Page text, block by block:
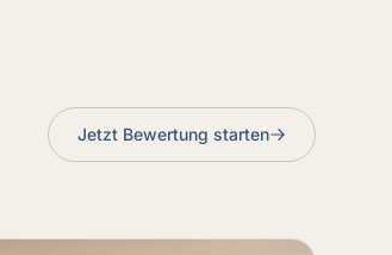
Jetzt Bewertung starten